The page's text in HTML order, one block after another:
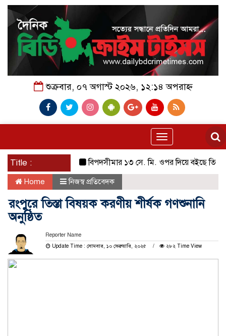
শুক্রবার, ০৭ অগাস্ট ২০২৬, ১২:১৪ অপরাহ্ন
Toggle
navigation
Title : বিপদসীমার ১৩ সে. মি. ওপর দিয়ে বইছে তিস্তার পানি
Home নিজস্ব প্রতিবেদক
রংপুরে তিস্তা বিষয়ক করণীয় শীর্ষক গণশুনানি
অনুষ্ঠিত
Reporter Name
Update Time : সোমবার, ১০ ফেব্রুয়ারি, ২০২৫
২৮২ Time View